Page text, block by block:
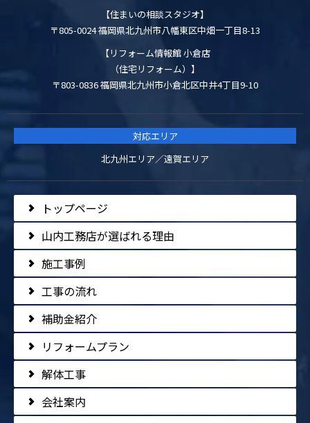
【住まいの相談スタジオ】
〒805-0024 福岡県北九州市八幡東区中畑一丁目8-13
【リフォーム情報館 小倉店
（住宅リフォーム）】
〒803-0836 福岡県北九州市小倉北区中井4丁目9-10
対応エリア
北九州エリア／遠賀エリア
トップページ
山内工務店が選ばれる理由
施工事例
工事の流れ
補助金紹介
リフォームプラン
解体工事
会社案内